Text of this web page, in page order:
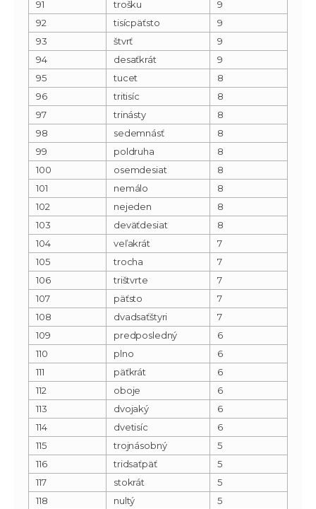
91 trošku
9
92
tisícpäťsto
9
93
štvrť
9
94
desaťkrát
9
95
tucet
8
96
tritisíc
8
97
trinásty
8
98
sedemnásť
8
99
poldruha
8
100
osemdesiat
8
101
nemálo
8
102
nejeden
8
103
deväťdesiat
8
104
veľakrát
7
105
trocha
7
106
trištvrte
7
107
päťsto
7
108
dvadsaťštyri
7
109
predposledný
6
110
plno
6
111
päťkrát
6
112
oboje
6
113
dvojaký
6
114
dvetisíc
6
115
trojnásobný
5
116
tridsaťpäť
5
117
stokrát
5
118
nultý
5